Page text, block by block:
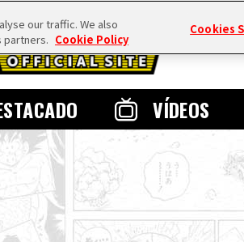
VÍDEOS
our traffic. We also
partners. Cookie Policy
Cookies